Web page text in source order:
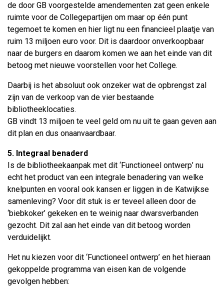
de door GB voorgestelde amendementen zat geen enkele
ruimte voor de Collegepartijen om maar op één punt
tegemoet te komen en hier ligt nu een financieel plaatje van
ruim 13 miljoen euro voor. Dit is daardoor onverkoopbaar
naar de burgers en daarom komen we aan het einde van dit
betoog met nieuwe voorstellen voor het College.
Daarbij is het absoluut ook onzeker wat de opbrengst zal
zijn van de verkoop van de vier bestaande
bibliotheeklocaties.
GB vindt 13 miljoen te veel geld om nu uit te gaan geven aan
dit plan en dus onaanvaardbaar.
5. Integraal benaderd
Is de bibliotheekaanpak met dit ‘Functioneel ontwerp’ nu
echt het product van een integrale benadering van welke
knelpunten en vooral ook kansen er liggen in de Katwijkse
samenleving? Voor dit stuk is er teveel alleen door de
‘biebkoker’ gekeken en te weinig naar dwarsverbanden
gezocht. Dit zal aan het einde van dit betoog worden
verduidelijkt.
Het nu kiezen voor dit ‘Functioneel ontwerp’ en het hieraan
gekoppelde programma van eisen kan de volgende
gevolgen hebben: